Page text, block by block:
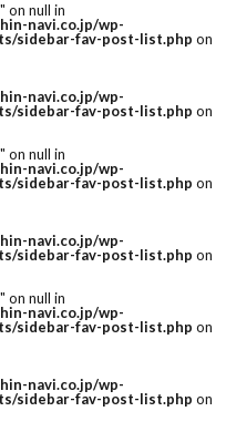
on null in
navi.co.jp/wp-
sidebar-fav-post-list.php on
navi.co.jp/wp-
sidebar-fav-post-list.php on
on null in
navi.co.jp/wp-
sidebar-fav-post-list.php on
navi.co.jp/wp-
sidebar-fav-post-list.php on
on null in
navi.co.jp/wp-
sidebar-fav-post-list.php on
navi.co.jp/wp-
sidebar-fav-post-list.php on